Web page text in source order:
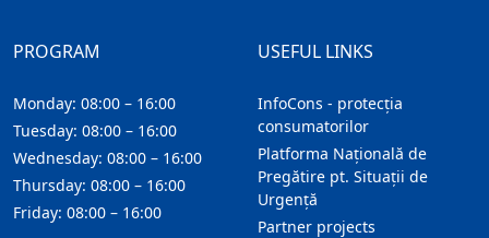
USEFUL LINKS
InfoCons - protecția
consumatorilor
Platforma Națională de
Pregătire pt. Situații de
Urgență
Partner projects
PROGRAM
Monday: 08:00 – 16:00
Tuesday: 08:00 – 16:00
Wednesday: 08:00 – 16:00
Thursday: 08:00 – 16:00
Friday: 08:00 – 16:00